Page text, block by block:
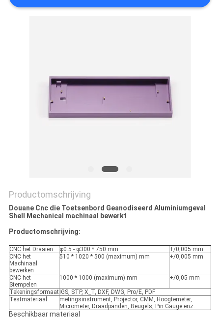
Productomschrijving
Douane Cnc die Toetsenbord Geanodiseerd Aluminiumgeval
Shell Mechanical machinaal bewerkt
Productomschrijving:
CNC het Draaien φ0.5 - φ300 * 750 mm
+/0,005 mm
CNC het
Machinaal
bewerken
510 * 1020 * 500 (maximum) mm +/0,005 mm
CNC het
Stempelen
1000 * 1000 (maximum) mm +/0,05 mm
Tekeningsformaat IGS, STP, X_T, DXF, DWG, Pro/E, PDF
Testmateriaal
metingsinstrument, Projector, CMM, Hoogtemeter,
Micrometer, Draadpanden, Beugels, Pin Gauge enz.
Beschikbaar materiaal